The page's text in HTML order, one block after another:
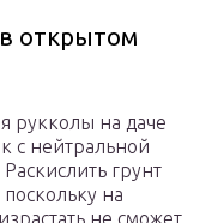
открытом
рукколы на даче
с нейтральной
грунт
на
не сможет.